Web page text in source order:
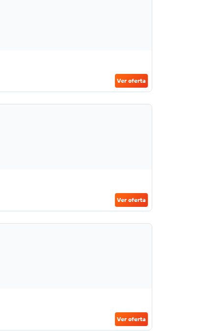
Ver oferta
Ver oferta
Ver oferta